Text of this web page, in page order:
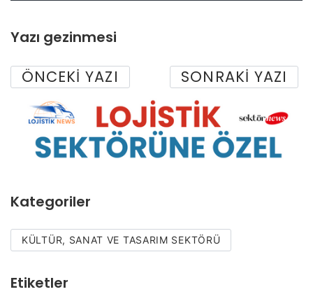
Yazı gezinmesi
ÖNCEKI YAZI SONRAKI YAZI
Kategoriler
KÜLTÜR, SANAT VE TASARIM SEKTÖRÜ
Etiketler